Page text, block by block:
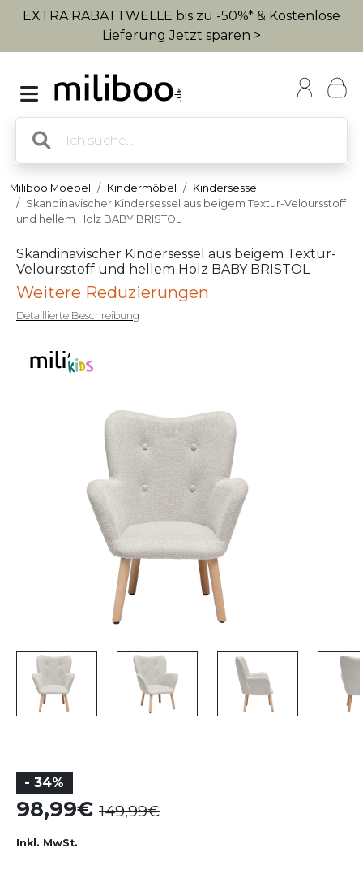
EXTRA RABATTWELLE bis zu -50%* & Kostenlose
LieferungJetzt sparen >
Miliboo Moebel Kindermöbel
Kindersessel
Skandinavischer Kindersessel aus beigem Textur-Veloursstoff
und hellem Holz BABY BRISTOL
Skandinavischer Kindersessel aus beigem Textur-
Veloursstoff und hellem Holz BABY BRISTOL
Weitere Reduzierungen
Detaillierte Beschreibung
- 34%
98,99 149,99
Inkl. MwSt.